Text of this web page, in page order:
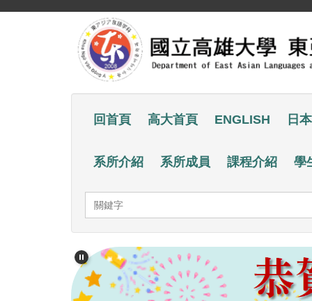
回首頁 高大首頁 ENGLISH 日
系所介紹 系所成員 課程介紹 學